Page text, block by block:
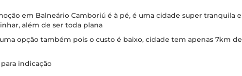
em Balneário Camboriú é à pé, é uma cidade super tranquila e
além de ser toda plana
opção também pois o custo é baixo, cidade tem apenas 7km de
indicação